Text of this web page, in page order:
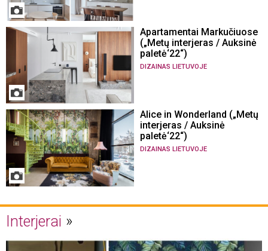
Apartamentai Markučiuose
(„Metų interjeras / Auksinė
paletė‘22“)
DIZAINAS LIETUVOJE
Alice in Wonderland („Metų
interjeras / Auksinė
paletė‘22“)
DIZAINAS LIETUVOJE
Interjerai